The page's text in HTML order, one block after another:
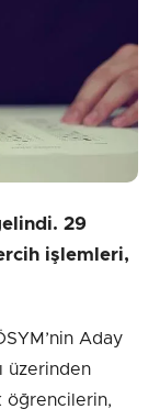
29
işlemleri,
Aday
üzerinden
öğrencilerin,